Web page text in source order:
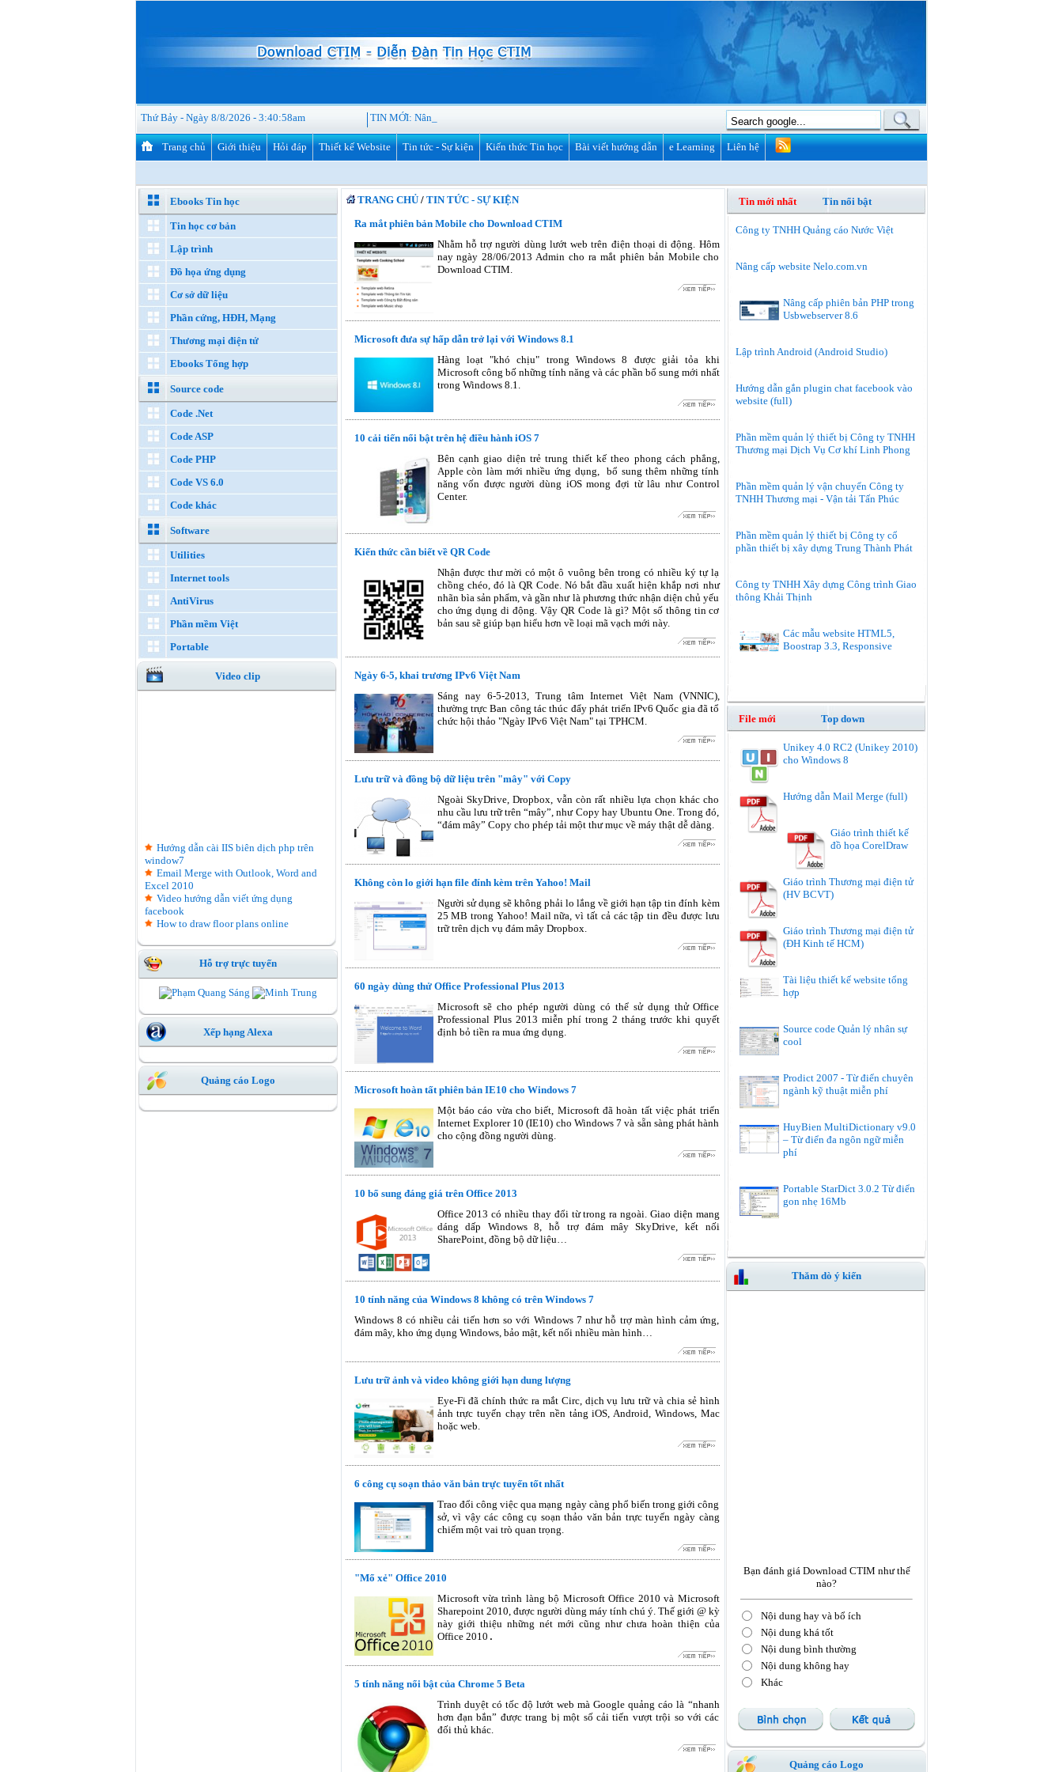
Thứ Bảy - Ngày 8/8/2026 - 3:40:59am TIN MỚI: Nâng cấp phiên _
Trang chủ Giới thiệu Hỏi đáp Thiết kế Website Tin tức - Sự kiện Kiến thức Tin học Bài viết hướng dẫn e Learning Liên hệ
Ebooks Tin học
Tin học cơ bản
Lập trình
Đồ họa ứng dụng
Cơ sở dữ liệu
Phần cứng, HĐH, Mạng
Thương mại điện tử
Ebooks Tổng hợp
Source code
Code .Net
Code ASP
Code PHP
Code VS 6.0
Code khác
Software
Utilities
Internet tools
AntiVirus
Phần mềm Việt
Portable
Video clip
Hướng dẫn cài IIS biên dịch php trên
window7
Email Merge with Outlook, Word and
Excel 2010
Video hướng dẫn viết ứng dụng
facebook
How to draw floor plans online
Hỗ trợ trực tuyến
Xếp hạng Alexa
Quảng cáo Logo
TRANG CHỦ/ TIN TỨC - SỰ KIỆN
Ra mắt phiên bản Mobile cho Download CTIM
Nhằm hỗ trợ người dùng lướt web trên điện thoại di động. Hôm
nay ngày 28/06/2013 Admin cho ra mắt phiên bản Mobile cho
Download CTIM.
Microsoft đưa sự hấp dẫn trở lại với Windows 8.1
Hàng loạt "khó chịu" trong Windows 8 được giải tỏa khi
Microsoft công bố những tính năng và các phần bổ sung mới nhất
trong Windows 8.1.
10 cải tiến nổi bật trên hệ điều hành iOS 7
Bên cạnh giao diện trẻ trung thiết kế theo phong cách phẳng,
Apple còn làm mới nhiều ứng dụng, bổ sung thêm những tính
năng vốn được người dùng iOS mong đợi từ lâu như Control
Center.
Kiến thức cần biết về QR Code
Nhận được thư mời có một ô vuông bên trong có nhiều ký tự lạ
chồng chéo, đó là QR Code. Nó bắt đầu xuất hiện khắp nơi như
nhãn bìa sản phẩm, và gần như là phương thức nhận diện chủ yếu
cho ứng dụng di động. Vậy QR Code là gì? Một số thông tin cơ
bản sau sẽ giúp bạn hiểu hơn về loại mã vạch mới này.
Ngày 6-5, khai trương IPv6 Việt Nam
Sáng nay 6-5-2013, Trung tâm Internet Việt Nam (VNNIC),
thường trực Ban công tác thúc đẩy phát triển IPv6 Quốc gia đã tổ
chức hội thảo "Ngày IPv6 Việt Nam" tại TPHCM.
Lưu trữ và đồng bộ dữ liệu trên "mây" với Copy
Ngoài SkyDrive, Dropbox, vẫn còn rất nhiều lựa chọn khác cho
nhu cầu lưu trữ trên “mây”, như Copy hay Ubuntu One. Trong đó,
“đám mây” Copy cho phép tải một thư mục về máy thật dễ dàng.
Không còn lo giới hạn file đính kèm trên Yahoo! Mail
Người sử dụng sẽ không phải lo lắng về giới hạn tập tin đính kèm
25 MB trong Yahoo! Mail nữa, vì tất cả các tập tin đều được lưu
trữ trên dịch vụ đám mây Dropbox.
60 ngày dùng thử Office Professional Plus 2013
Microsoft sẽ cho phép người dùng có thể sử dụng thử Office
Professional Plus 2013 miễn phí trong 2 tháng trước khi quyết
định bỏ tiền ra mua ứng dụng.
Microsoft hoàn tất phiên bản IE10 cho Windows 7
Một báo cáo vừa cho biết, Microsoft đã hoàn tất việc phát triển
Internet Explorer 10 (IE10) cho Windows 7 và sẵn sàng phát hành
cho cộng đồng người dùng.
10 bổ sung đáng giá trên Office 2013
Office 2013 có nhiều thay đổi từ trong ra ngoài. Giao diện mang
dáng dấp Windows 8, hỗ trợ đám mây SkyDrive, kết nối
SharePoint, đồng bộ dữ liệu…
10 tính năng của Windows 8 không có trên Windows 7
Windows 8 có nhiều cải tiến hơn so với Windows 7 như hỗ trợ màn hình cảm ứng,
đám mây, kho ứng dụng Windows, bảo mật, kết nối nhiều màn hình…
Lưu trữ ảnh và video không giới hạn dung lượng
Eye-Fi đã chính thức ra mắt Circ, dịch vụ lưu trữ và chia sẻ hình
ảnh trực tuyến chạy trên nền tảng iOS, Android, Windows, Mac
hoặc web.
6 công cụ soạn thảo văn bản trực tuyến tốt nhất
Trao đổi công việc qua mạng ngày càng phổ biến trong giới công
sở, vì vậy các công cụ soạn thảo văn bản trực tuyến ngày càng
chiếm một vai trò quan trọng.
"Mổ xẻ" Office 2010
Microsoft vừa trình làng bộ Microsoft Office 2010 và Microsoft
Sharepoint 2010, được người dùng máy tính chú ý. Thế giới @ kỳ
này giới thiệu những nét mới cũng như chưa hoàn thiện của
Office 2010 .
5 tính năng nổi bật của Chrome 5 Beta
Trình duyệt có tốc độ lướt web mà Google quảng cáo là “nhanh
hơn đạn bắn” được trang bị một số cải tiến vượt trội so với các
đối thủ khác.
Tin mới nhất Tin nổi bật
Công ty TNHH Quảng cáo Nước Việt
Nâng cấp website Nelo.com.vn
Nâng cấp phiên bản PHP trong
Usbwebserver 8.6
Lập trình Android (Android Studio)
Hướng dẫn gắn plugin chat facebook vào
website (full)
Phần mềm quản lý thiết bị Công ty TNHH
Thương mại Dịch Vụ Cơ khí Linh Phong
Phần mềm quản lý vận chuyển Công ty
TNHH Thương mại - Vận tải Tấn Phúc
Phần mềm quản lý thiết bị Công ty cổ
phần thiết bị xây dựng Trung Thành Phát
Công ty TNHH Xây dựng Công trình Giao
thông Khải Thịnh
Các mẫu website HTML5,
Boostrap 3.3, Responsive
File mới Top down
Unikey 4.0 RC2 (Unikey 2010)
cho Windows 8
Hướng dẫn Mail Merge (full)
Giáo trình thiết kế
đồ họa CorelDraw
Giáo trình Thương mại điện tử
(HV BCVT)
Giáo trình Thương mại điện tử
(ĐH Kinh tế HCM)
Tài liệu thiết kế website tổng
hợp
Source code Quản lý nhân sự
cool
Prodict 2007 - Từ điển chuyên
ngành kỹ thuật miễn phí
HuyBien MultiDictionary v9.0
– Từ điển đa ngôn ngữ miễn
phí
Portable StarDict 3.0.2 Từ điển
gon nhẹ 16Mb
Thăm dò ý kiến
Bạn đánh giá Download CTIM như thế
nào?
Nội dung hay và bổ ích
Nội dung khá tốt
Nội dung bình thường
Nội dung không hay
Khác
Quảng cáo Logo